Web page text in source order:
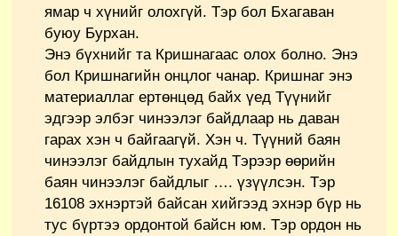
ямар ч хүнийг олохгүй. Тэр бол Бхагаван
буюу Бурхан.
Энэ бүхнийг та Кришнагаас олох болно. Энэ
бол Кришнагийн онцлог чанар. Кришнаг энэ
материаллаг ертөнцөд байх үед Түүнийг
эдгээр элбэг чинээлэг байдлаар нь даван
гарах хэн ч байгаагүй. Хэн ч. Түүний баян
чинээлэг байдлын тухайд Тэрээр өөрийн
баян чинээлэг байдлыг …. үзүүлсэн. Тэр
16108 эхнэртэй байсан хийгээд эхнэр бүр нь
тус бүртээ ордонтой байсн юм. Тэр ордон нь